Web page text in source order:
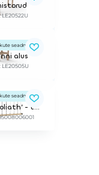
seadmed
alus
LE20505U
seadmed
Köiskiik ‘Goliath’ - tüüp A - 8 kohaga